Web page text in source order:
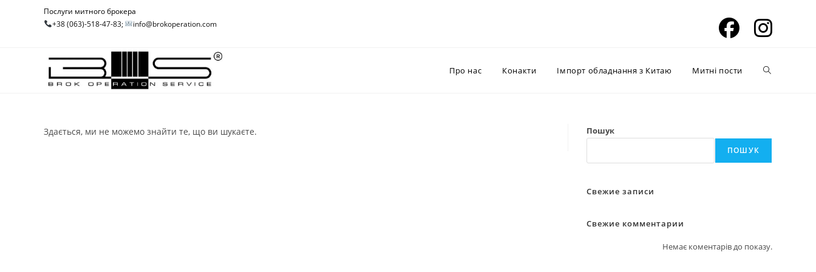
Послуги митного брокера
+38 (063)-518-47-83;
info@brokoperation.com
Про нас Конакти Імпорт обладнання з Китаю Митні пости Перемкнути
на
сайті
Здається, ми не можемо знайти те, що ви шукаєте. Пошук
ПОШУК
Свежие записи
Свежие комментарии
Немає коментарів до показу.